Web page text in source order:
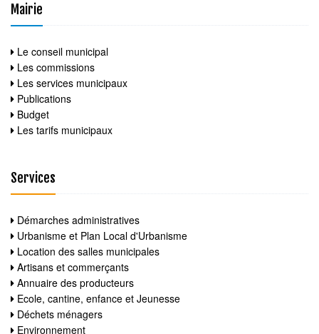
Mairie
Le conseil municipal
Les commissions
Les services municipaux
Publications
Budget
Les tarifs municipaux
Services
Démarches administratives
Urbanisme et Plan Local d'Urbanisme
Location des salles municipales
Artisans et commerçants
Annuaire des producteurs
Ecole, cantine, enfance et Jeunesse
Déchets ménagers
Environnement